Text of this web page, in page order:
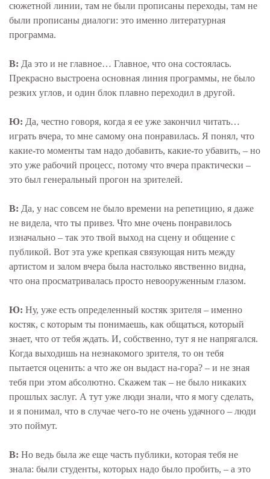
сюжетной линии, там не были прописаны переходы, там не
были прописаны диалоги: это именно литературная
программа.
В: Да это и не главное… Главное, что она состоялась.
Прекрасно выстроена основная линия программы, не было
резких углов, и один блок плавно переходил в другой.
Ю: Да, честно говоря, когда я ее уже закончил читать…
играть вчера, то мне самому она понравилась. Я понял, что
какие-то моменты там надо добавить, какие-то убавить, – но
это уже рабочий процесс, потому что вчера практически –
это был генеральный прогон на зрителей.
В: Да, у нас совсем не было времени на репетицию, я даже
не видела, что ты привез. Что мне очень понравилось
изначально – так это твой выход на сцену и общение с
публикой. Вот эта уже крепкая связующая нить между
артистом и залом вчера была настолько явственно видна,
что она просматривалась просто невооруженным глазом.
Ю: Ну, уже есть определенный костяк зрителя – именно
костяк, с которым ты понимаешь, как общаться, который
знает, что от тебя ждать. И, собственно, тут я не напрягался.
Когда выходишь на незнакомого зрителя, то он тебя
пытается оценить: а что же он выдаст на-гора? – и не зная
тебя при этом абсолютно. Скажем так – не было никаких
прошлых заслуг. А тут уже люди знали, что я могу сделать,
и я понимал, что в случае чего-то не очень удачного – люди
это поймут.
В: Но ведь была же еще часть публики, которая тебя не
знала: были студенты, которых надо было пробить, – а это